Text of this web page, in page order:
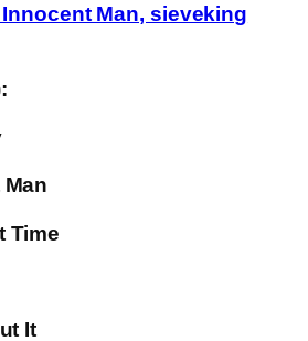
Man, sieveking
Time
It